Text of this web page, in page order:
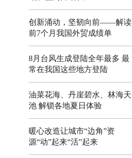
创新涌动，坚韧向前——解读
前7个月我国外贸成绩单
8月台风生成登陆全年最多 最
常在我国这些地方登陆
油菜花海、丹崖碧水、林海天
池 解锁各地夏日体验
暖心改造让城市“边角”资
源“动”起来“活”起来